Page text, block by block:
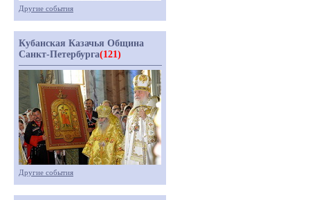
Другие события
Кубанская Казачья Община
Санкт-Петербурга(121)
Другие события